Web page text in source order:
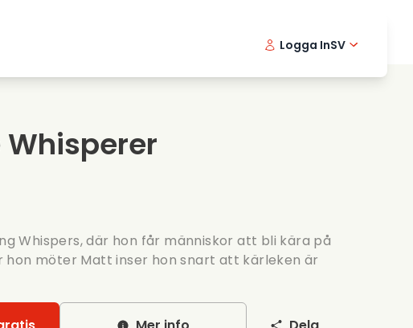
Romantiska serier
Logga InSV
Whisperer
Whispers, där hon får människor att bli kära på
hon möter Matt inser hon snart att kärleken är